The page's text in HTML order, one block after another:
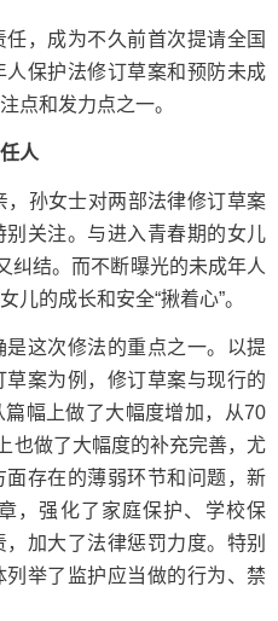
，成为不久前首次提请全国
保护法修订草案和预防未成
点和发力点之一。
人
孙女士对两部法律修订草案
关注。与进入青春期的女儿
纠结。而不断曝光的未成年人
儿的成长和安全“揪着心”。
这次修法的重点之一。以提
案为例，修订草案与现行的
幅上做了大幅度增加，从70
也做了大幅度的补充完善，尤
存在的薄弱环节和问题，新
，强化了家庭保护、学校保
加大了法律惩罚力度。特别
举了监护应当做的行为、禁